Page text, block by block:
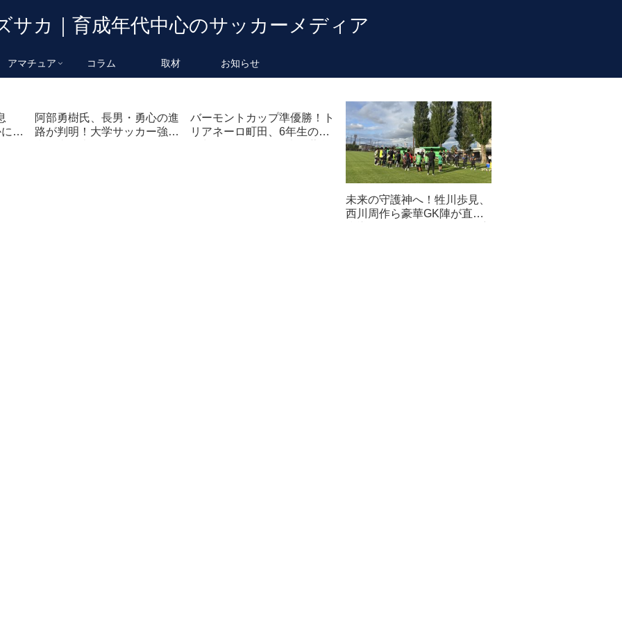
アマチュア コラム 取材 お知らせ
！
阿部勇樹氏、長男・勇心の進
路が判明！大学サッカー強
バーモントカップ準優勝！ト
リアネーロ町田、6年生の進
未来の守護神へ！牲川歩見、
西川周作ら豪華GK陣が直接